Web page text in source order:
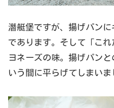
潛艇堡ですが、揚げパン
であります。そして「こ
ヨネーズの味。揚げパン
いう間に平らげてしまいま